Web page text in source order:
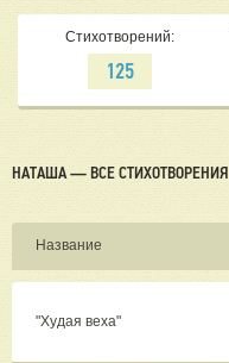
Стихотворений:
125
НАТАША — ВСЕ СТИХОТВОРЕНИЯ
Название
"Худая веха"